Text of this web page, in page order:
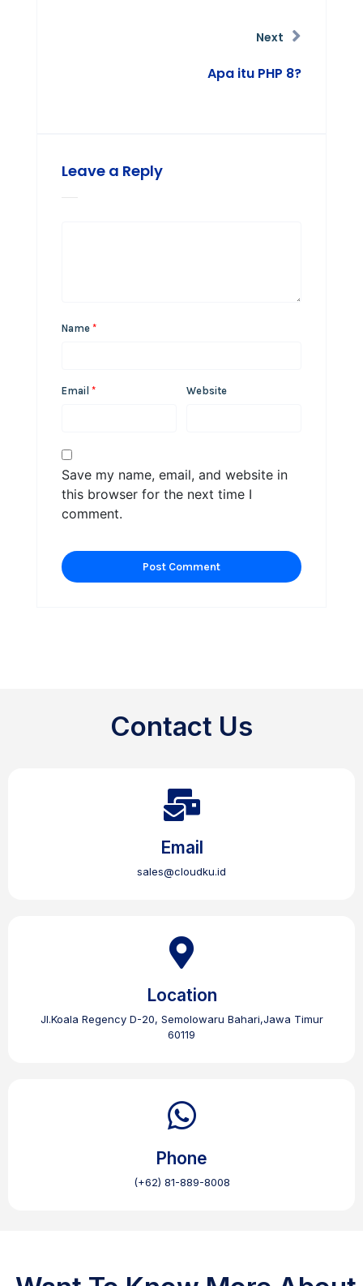
Next
Apa itu PHP 8?
Leave a Reply
Name *
Email * Website
Save my name, email, and website in
this browser for the next time I
comment.
Contact Us
Email
sales@cloudku.id
Location
Jl.Koala Regency D-20, Semolowaru Bahari,Jawa Timur
60119
Phone
(+62) 81-889-8008